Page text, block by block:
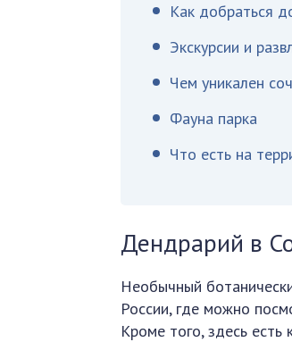
Как добраться
Экскурсии и
Чем уникален
Фауна парка
Что есть на
Дендрарий в
Необычный
России, где можно
Кроме того, здесь есть